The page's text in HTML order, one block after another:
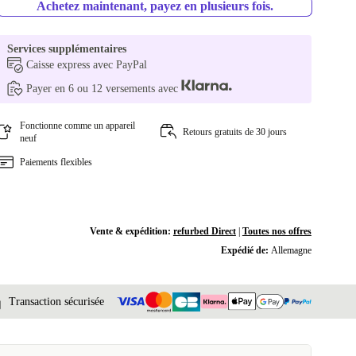
Achetez maintenant, payez en plusieurs fois.
Services supplémentaires
Caisse express avec PayPal
Payer en 6 ou 12 versements avec
Fonctionne comme un appareil
neuf
Retours gratuits de 30 jours
Paiements flexibles
Vente & expédition: refurbed Direct| Toutes nos offres
Expédié de: Allemagne
Transaction sécurisée